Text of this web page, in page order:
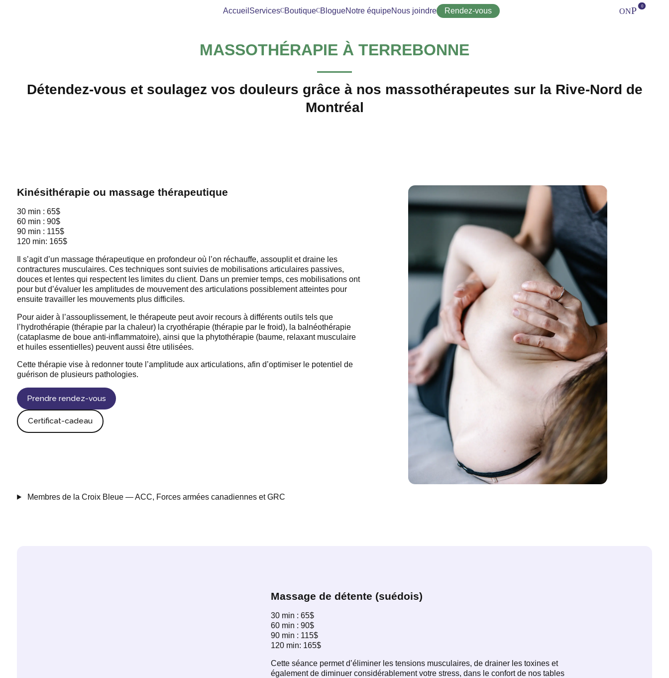
Accueil Services Boutique BlogueNotre équipeNous joindre Rendez-vous Téléphone
Facebook
MASSOTHÉRAPIE À TERREBONNE
Détendez-vous et soulagez vos douleurs grâce à nos massothérapeutes sur la Rive-Nord de
Montréal
Kinésithérapie ou massage thérapeutique
30 min : 65$
60 min : 90$
90 min : 115$
120 min: 165$
Il s’agit d’un massage thérapeutique en profondeur où l’on réchauffe, assouplit et draine les
contractures musculaires. Ces techniques sont suivies de mobilisations articulaires passives,
douces et lentes qui respectent les limites du client. Dans un premier temps, ces mobilisations ont
pour but d’évaluer les amplitudes de mouvement des articulations possiblement atteintes pour
ensuite travailler les mouvements plus difficiles.
Pour aider à l’assouplissement, le thérapeute peut avoir recours à différents outils tels que
l’hydrothérapie (thérapie par la chaleur) la cryothérapie (thérapie par le froid), la balnéothérapie
(cataplasme de boue anti-inflammatoire), ainsi que la phytothérapie (baume, relaxant musculaire
et huiles essentielles) peuvent aussi être utilisées.
Cette thérapie vise à redonner toute l’amplitude aux articulations, afin d’optimiser le potentiel de
guérison de plusieurs pathologies.
Prendre rendez-vous
Certificat-cadeau
Membres de la Croix Bleue — ACC, Forces armées canadiennes et GRC
Massage de détente (suédois)
30 min : 65$
60 min : 90$
90 min : 115$
120 min: 165$
Cette séance permet d’éliminer les tensions musculaires, de drainer les toxines et
également de diminuer considérablement votre stress, dans le confort de nos tables